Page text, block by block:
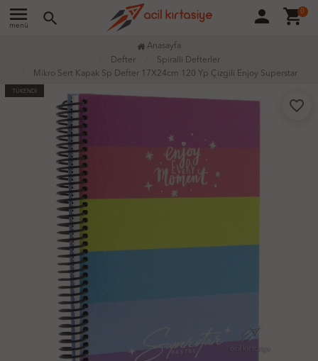
menu
menü search person shopping_cart
0
Anasayfa
Defter
Spiralli Defterler
Mikro Sert Kapak Sp Defter 17X24cm 120 Yp Çizgili Enjoy Superstar
TÜKENDİ
favorite_border